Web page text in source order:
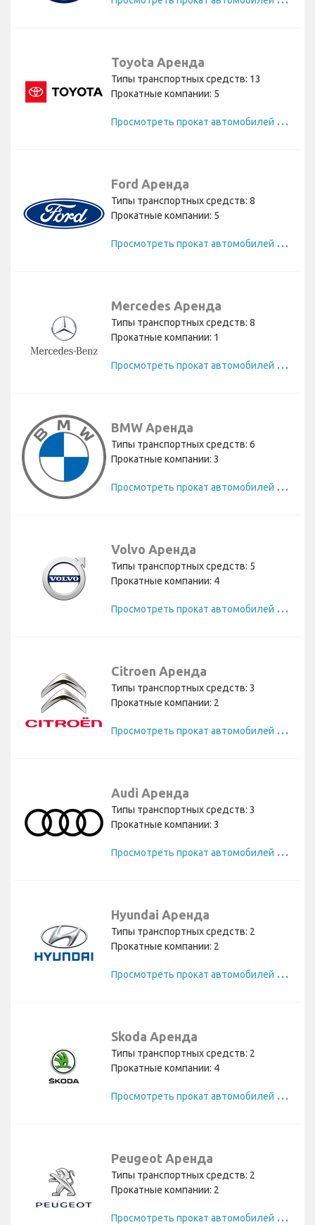
Toyota Аренда
Типы транспортных средств: 13
Прокатные компании: 5
П
росмотреть прокат автомобилей Toyota
Ford Аренда
Типы транспортных средств: 8
Прокатные компании: 5
П
росмотреть прокат автомобилей Ford
Mercedes Аренда
Типы транспортных средств: 8
Прокатные компании: 1
П
росмотреть прокат автомобилей Mercedes
BMW Аренда
Типы транспортных средств: 6
Прокатные компании: 3
П
росмотреть прокат автомобилей BMW
Volvo Аренда
Типы транспортных средств: 5
Прокатные компании: 4
П
росмотреть прокат автомобилей Volvo
Citroen Аренда
Типы транспортных средств: 3
Прокатные компании: 2
П
росмотреть прокат автомобилей Citroen
Audi Аренда
Типы транспортных средств: 3
Прокатные компании: 3
П
росмотреть прокат автомобилей Audi
Hyundai Аренда
Типы транспортных средств: 2
Прокатные компании: 2
П
росмотреть прокат автомобилей Hyundai
Skoda Аренда
Типы транспортных средств: 2
Прокатные компании: 4
П
росмотреть прокат автомобилей Skoda
Peugeot Аренда
Типы транспортных средств: 2
Прокатные компании: 2
П
росмотреть прокат автомобилей Peugeot